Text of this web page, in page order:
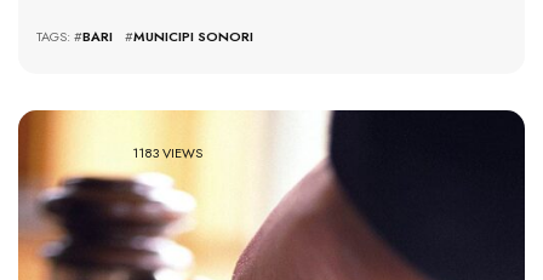
TAGS: #BARI #MUNICIPI SONORI
1183 VIEWS